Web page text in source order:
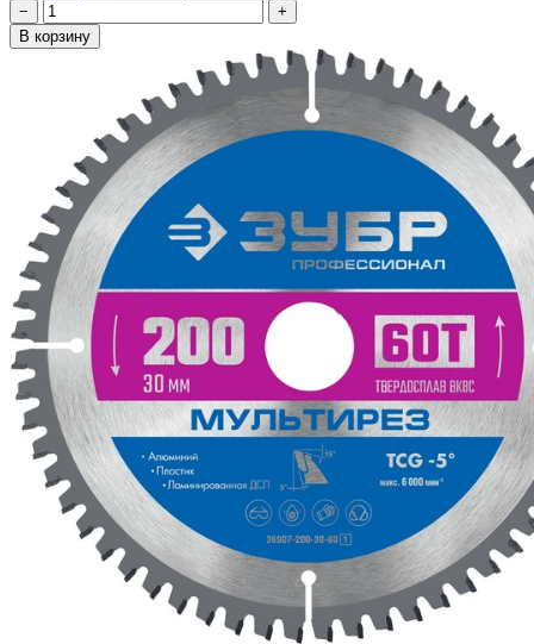
−
+
В корзину